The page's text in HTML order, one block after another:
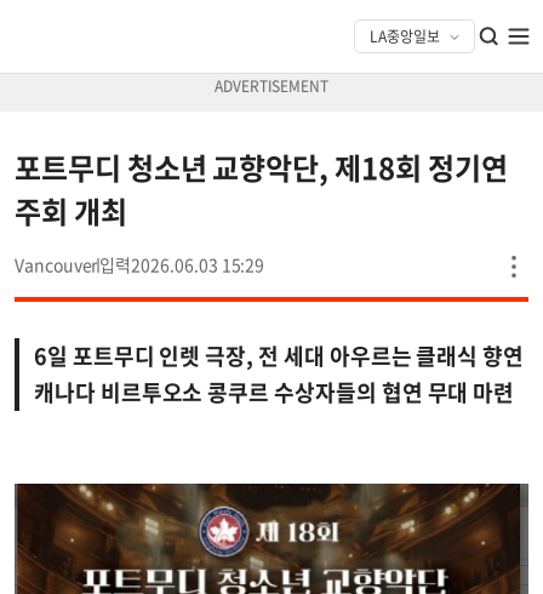
포트무디 청소년 교향악단, 제18회 정기연
주회 개최
Vancouver 2026.06.03 15:29
6일 포트무디 인렛 극장, 전 세대 아우르는 클래식 향연
캐나다 비르투오소 콩쿠르 수상자들의 협연 무대 마련